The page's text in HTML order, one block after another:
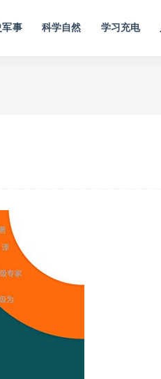
军事 科学自然 学习充电